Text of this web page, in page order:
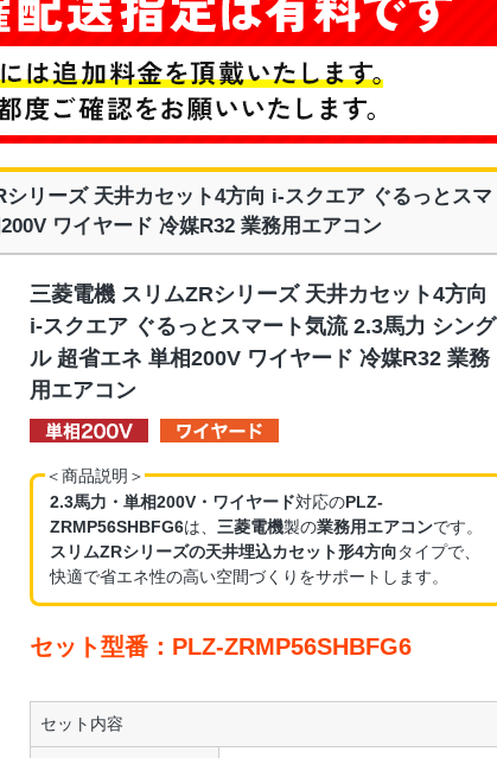
リーズ 天井カセット4方向 i-スクエア ぐるっとスマ
ワイヤード 冷媒R32 業務用エアコン
三菱電機 スリムZRシリーズ 天井カセット4方向
i-スクエア ぐるっとスマート気流 2.3馬力 シング
ル 超省エネ 単相200V ワイヤード 冷媒R32 業務
用エアコン
＜商品説明＞
2.3馬力・単相200V・ワイヤード対応のPLZ-
ZRMP56SHBFG6は、 三菱電機製の業務用エアコンです。
スリムZRシリーズの天井埋込カセット形4方向タイプで、
快適で省エネ性の高い空間づくりをサポートします。
セット型番：PLZ-ZRMP56SHBFG6
セット内容